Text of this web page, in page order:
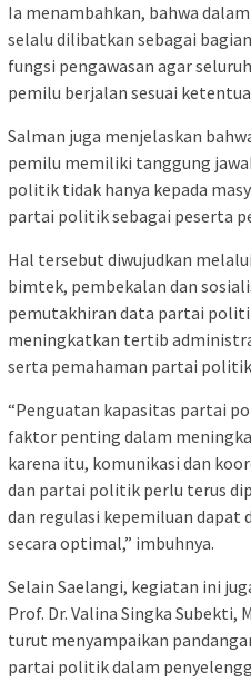
Ia menambahkan, bahwa
selalu dilibatkan sebagai
fungsi pengawasan agar
pemilu berjalan sesuai
Salman juga menjelaskan
pemilu memiliki tanggung
politik tidak hanya kepada
partai politik sebagai peserta
Hal tersebut diwujudkan
bimtek, pembekalan dan
pemutakhiran data partai
meningkatkan tertib
serta pemahaman partai
“Penguatan kapasitas partai
faktor penting dalam
karena itu, komunikasi dan
dan partai politik perlu terus
dan regulasi kepemiluan dapat
secara optimal,” imbuhnya.
Selain Saelangi, kegiatan ini
Prof. Dr. Valina Singka Subekti,
turut menyampaikan
partai politik dalam